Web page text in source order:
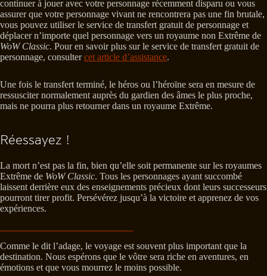
continuer à jouer avec votre personnage récemment disparu ou vous
assurer que votre personnage vivant ne rencontrera pas une fin brutale,
vous pouvez utiliser le service de transfert gratuit de personnage et
déplacer n’importe quel personnage vers un royaume non Extrême de
WoW Classic. Pour en savoir plus sur le service de transfert gratuit de
personnage, consultercet article d’assistance.
Une fois le transfert terminé, le héros ou l’héroïne sera en mesure de
ressusciter normalement auprès du gardien des âmes le plus proche,
mais ne pourra plus retourner dans un royaume Extrême.
Réessayez !
La mort n’est pas la fin, bien qu’elle soit permanente sur les royaumes
Extrême de WoW Classic. Tous les personnages ayant succombé
laissent derrière eux des enseignements précieux dont leurs successeurs
pourront tirer profit. Persévérez jusqu’à la victoire et apprenez de vos
expériences.
Comme le dit l’adage, le voyage est souvent plus important que la
destination. Nous espérons que le vôtre sera riche en aventures, en
émotions et que vous mourrez le moins possible.